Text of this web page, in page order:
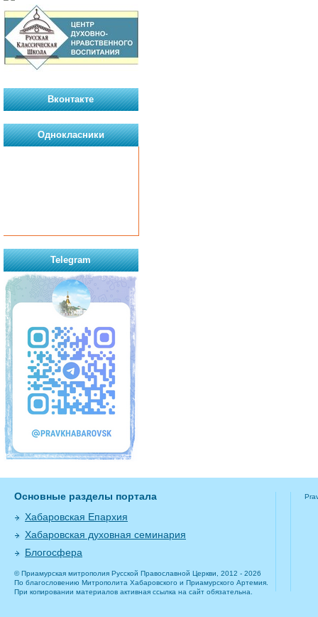
Вконтакте
Однокласники
Telegram
Основные разделы портала
Хабаровская Епархия
Хабаровская духовная семинария
Блогосфера
© Приамурская митрополия Русской Православной Церкви, 2012 - 2026
По благословению Митрополита Хабаровского и Приамурского Артемия.
При копировании материалов активная ссылка на сайт обязательна.